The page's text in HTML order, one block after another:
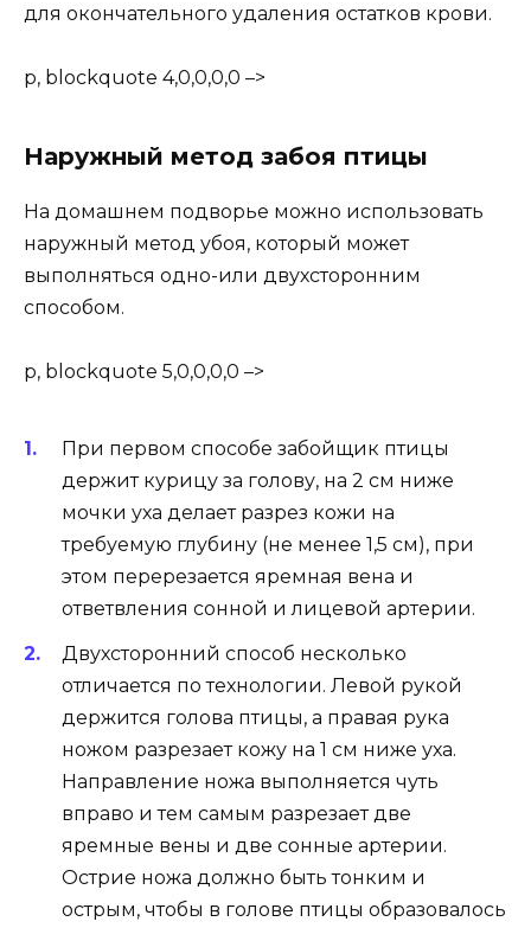
для окончательного удаления остатков крови.
p, blockquote 4,0,0,0,0 –>
Наружный метод забоя птицы
На домашнем подворье можно использовать
наружный метод убоя, который может
выполняться одно-или двухсторонним
способом.
p, blockquote 5,0,0,0,0 –>
При первом способе забойщик птицы
держит курицу за голову, на 2 см ниже
мочки уха делает разрез кожи на
требуемую глубину (не менее 1,5 см), при
этом перерезается яремная вена и
ответвления сонной и лицевой артерии.
Двухсторонний способ несколько
отличается по технологии. Левой рукой
держится голова птицы, а правая рука
ножом разрезает кожу на 1 см ниже уха.
Направление ножа выполняется чуть
вправо и тем самым разрезает две
яремные вены и две сонные артерии.
Острие ножа должно быть тонким и
острым, чтобы в голове птицы образовалось